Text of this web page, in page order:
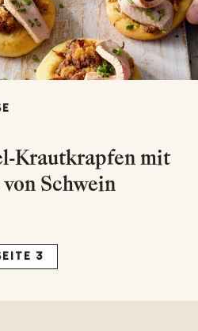
Krautkrapfen mit
Schwein
3